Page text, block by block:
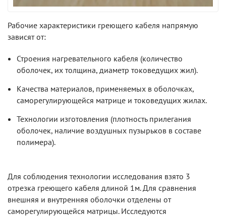
Рабочие характеристики греющего кабеля напрямую
зависят от:
Строения нагревательного кабеля (количество
оболочек, их толщина, диаметр токоведущих жил).
Качества материалов, применяемых в оболочках,
саморегулирующейся матрице и токоведущих жилах.
Технологии изготовления (плотность прилегания
оболочек, наличие воздушных пузырьков в составе
полимера).
Для соблюдения технологии исследования взято 3
отрезка греющего кабеля длиной 1м. Для сравнения
внешняя и внутренняя оболочки отделены от
саморегулирующейся матрицы. Исследуются